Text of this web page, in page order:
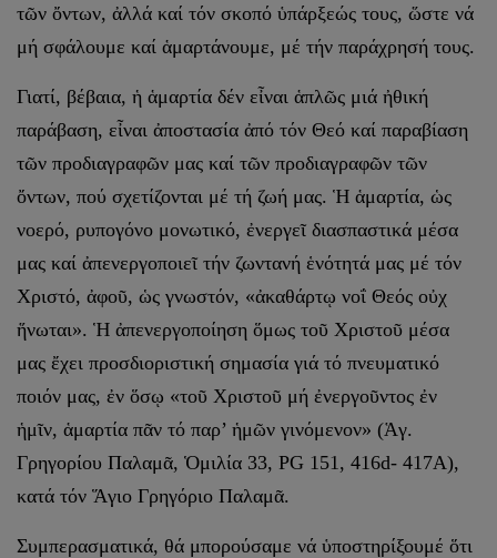
τῶν ὄντων, ἀλλά καί τόν σκοπό ὑπάρξεώς τους, ὥστε νά
μή σφάλουμε καί ἁμαρτάνουμε, μέ τήν παράχρησή τους.
Γιατί, βέβαια, ἡ ἁμαρτία δέν εἶναι ἁπλῶς μιά ἠθική
παράβαση, εἶναι ἀποστασία ἀπό τόν Θεό καί παραβίαση
τῶν προδιαγραφῶν μας καί τῶν προδιαγραφῶν τῶν
ὄντων, πού σχετίζονται μέ τή ζωή μας. Ἡ ἁμαρτία, ὡς
νοερό, ρυπογόνο μονωτικό, ἐνεργεῖ διασπαστικά μέσα
μας καί ἀπενεργοποιεῖ τήν ζωντανή ἑνότητά μας μέ τόν
Χριστό, ἀφοῦ, ὡς γνωστόν, «ἀκαθάρτῳ νοΐ Θεός οὐχ
ἥνωται». Ἡ ἀπενεργοποίηση ὅμως τοῦ Χριστοῦ μέσα
μας ἔχει προσδιοριστική σημασία γιά τό πνευματικό
ποιόν μας, ἐν ὅσῳ «τοῦ Χριστοῦ μή ἐνεργοῦντος ἐν
ἡμῖν, ἁμαρτία πᾶν τό παρ’ ἡμῶν γινόμενον» (Ἁγ.
Γρηγορίου Παλαμᾶ, Ὁμιλία 33, PG 151, 416d- 417Α),
κατά τόν Ἅγιο Γρηγόριο Παλαμᾶ.
Συμπερασματικά, θά μπορούσαμε νά ὑποστηρίξουμέ ὅτι